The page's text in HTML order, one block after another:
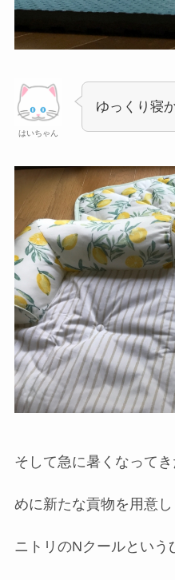
はいちゃん
ゆっくり寝
そして急に暑くなって
めに新たな貢物を用意し
ニトリのNクールという